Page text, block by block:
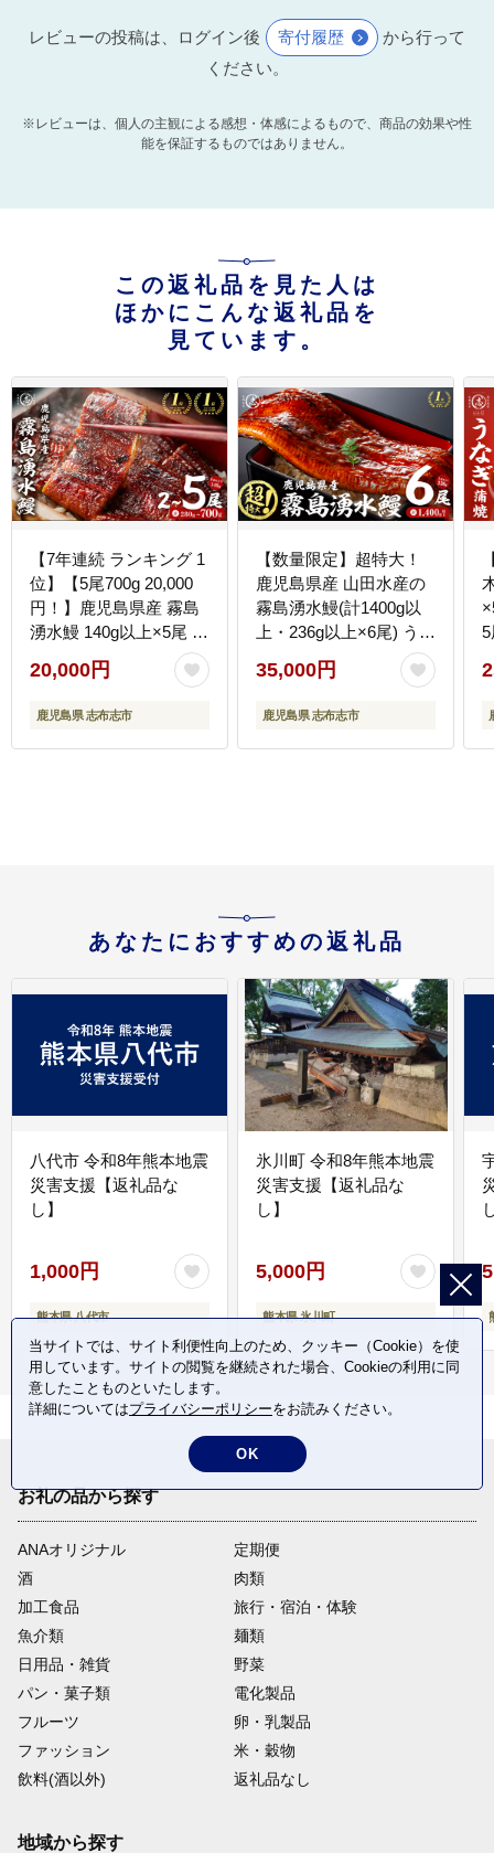
レビューの投稿は、ログイン後 寄付履歴
から行って
ください。
※レビューは、個人の主観による感想・体感によるもので、商品の効果や性
能を保証するものではありません。
この返礼品を見た人は
ほかにこんな返礼品を
見ています。
【7年連続 ランキング 1
位】【5尾700g 20,000
円！】鹿児島県産 霧島
湧水鰻 140g以上×5尾 国
産 蒲焼き ウナギ うなぎ
5尾 九州産 かばやき 冷
凍 うな重 ひつまぶし タ
b0-219-yy
20,000円
鹿児島県 志布志市
【数量限定】超特大！
鹿児島県産 山田水産の
霧島湧水鰻(計1400g以
上・236g以上×6尾) うな
ぎ 鰻 ウナギ 6尾 国産 九
州産 蒲焼き かばやき 冷
凍 うな重 ひつまぶし タ
c5-039-yy
35,000円
鹿児島県 志布志市
あなたにおすすめの返礼品
八代市 令和8年熊本地震
災害支援【返礼品な
し】
1,000円
熊本県 八代市
氷川町 令和8年熊本地震
災害支援【返礼品な
し】
5,000円
熊本県 氷川町
お礼の品から探す
ANAオリジナル
定期便
酒
肉類
加工食品
旅行・宿泊・体験
魚介類
麺類
日用品・雑貨
野菜
パン・菓子類
電化製品
フルーツ
卵・乳製品
ファッション
米・穀物
飲料(酒以外)
返礼品なし
地域から探す
当サイトでは、サイト利便性向上のため、クッキー（Cookie）を使
用しています。サイトの閲覧を継続された場合、Cookieの利用に同
意したことものといたします。
詳細についてはプライバシーポリシーをお読みください。
OK